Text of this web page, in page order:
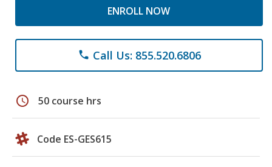
ENROLL NOW
phone Call Us: 855.520.6806
schedule 50 course hrs
Code ES-GES615